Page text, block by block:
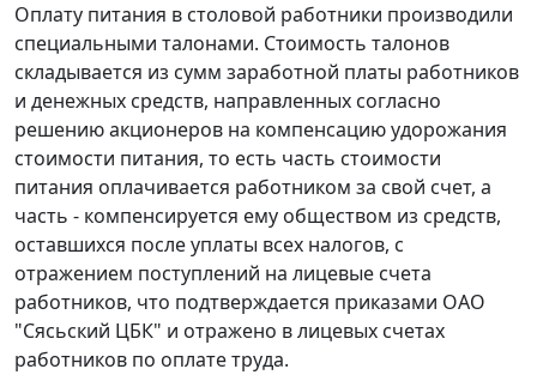
Оплату питания в столовой работники производили
специальными талонами. Стоимость талонов
складывается из сумм заработной платы работников
и денежных средств, направленных согласно
решению акционеров на компенсацию удорожания
стоимости питания, то есть часть стоимости
питания оплачивается работником за свой счет, а
часть - компенсируется ему обществом из средств,
оставшихся после уплаты всех налогов, с
отражением поступлений на лицевые счета
работников, что подтверждается приказами ОАО
"Сясьский ЦБК" и отражено в лицевых счетах
работников по оплате труда.